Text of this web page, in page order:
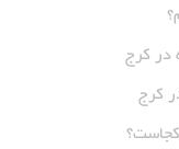
کرج
کجاست؟